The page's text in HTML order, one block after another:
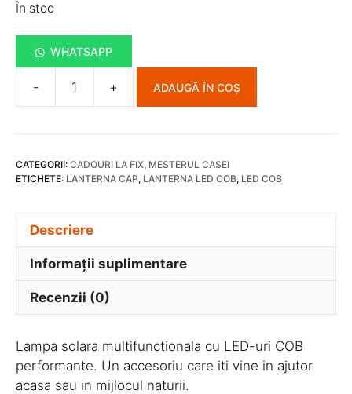
În stoc
WHATSAPP
-
Cantitate
Solara
100
+ ADAUGĂ ÎN COȘ
CATEGORII: CADOURI LA FIX, MESTERUL CASEI
ETICHETE: LANTERNA CAP, LANTERNA LED COB, LED COB
Descriere
Informații suplimentare
Recenzii (0)
Lampa solara multifunctionala cu LED-uri COB
performante. Un accesoriu care iti vine in ajutor
acasa sau in mijlocul naturii.